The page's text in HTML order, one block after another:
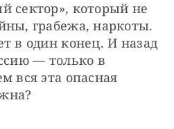
сектор», который не
грабежа, наркоты.
в один конец. И назад
— только в
вся эта опасная